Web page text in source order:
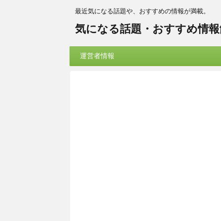
最近気になる話題や、おすすめの情報が満載。
気になる話題・おすすめ情
運営者情報